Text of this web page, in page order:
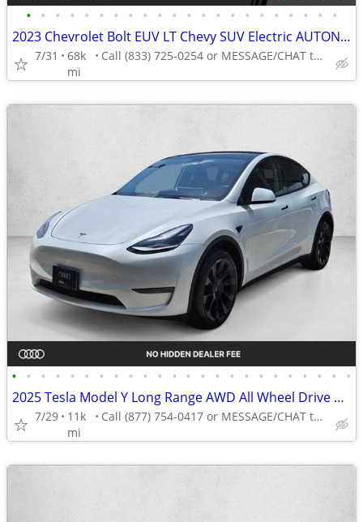
• • • • • • • • • • • • • • • • • • • • • •
2023 Chevrolet Bolt EUV LT Chevy SUV Electric AUTONATION
7/31
68k
mi
Call (833) 725-0254 or MESSAGE/CHAT to confirm availability
• • • • • • • • • • • • • • • • • • • • • • • •
2025 Tesla Model Y Long Range AWD All Wheel Drive SUV Electric AUTONATION
7/29
11k
mi
Call (877) 754-0417 or MESSAGE/CHAT to confirm availability